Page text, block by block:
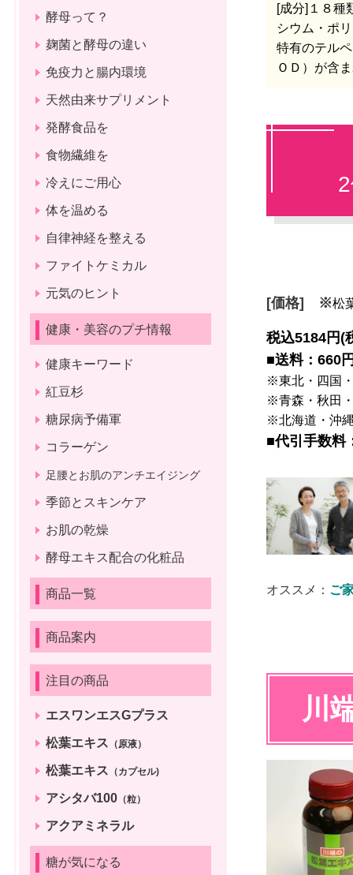
[成分] １８種
シウム・ポ
特有のテル
ＯＤ）が含
[価格] ※松
税込5184円
■送料：660
※東北・四国
※青森・秋田
※北海道・沖
■代引手数料
オススメ： ご
川
酵母って？
麹菌と酵母の違い
免疫力と腸内環境
天然由来サプリメント
発酵食品を
食物繊維を
冷えにご用心
体を温める
自律神経を整える
ファイトケミカル
元気のヒント
健康・美容のプチ情報
健康キーワード
紅豆杉
糖尿病予備軍
コラーゲン
足腰とお肌のアンチエイジング
季節とスキンケア
お肌の乾燥
酵母エキス配合の化粧品
商品一覧
商品案内
注目の商品
エスワンエスGプラス
松葉エキス （原液）
松葉エキス （カプセル)
アシタバ100 （粒）
アクアミネラル
糖が気になる